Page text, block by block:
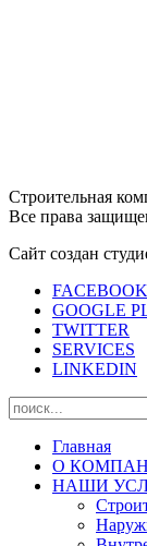
Строительная
Все права
Сайт создан
FACEBOOK
GOOGLE
TWITTER
SERVICES
LINKEDIN
Главная
О
НАШИ